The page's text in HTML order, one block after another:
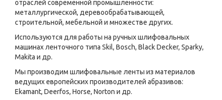
отраслей современной промышленности:
металлургической, деревообрабатывающей,
строительной, мебельной и множестве других.
Используются для работы на ручных шлифовальных
машинах ленточного типа Skil, Bosch, Black Decker, Sparky,
Makita и др.
Мы производим шлифовальные ленты из материалов
ведущих европейских производителей абразивов:
Ekamant, Deerfos, Horse, Norton и др.